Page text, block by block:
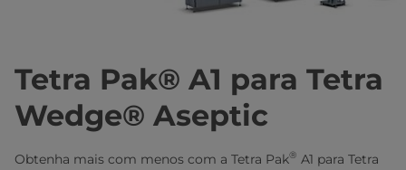
Tetra Pak® A1 para Tetra
Wedge® Aseptic
Obtenha mais com menos com a Tetra Pak® A1 para Tetra